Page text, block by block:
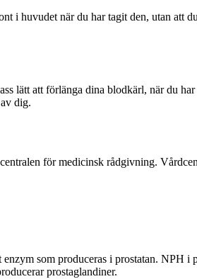
i huvudet när du har tagit den, utan att
lätt att förlänga dina blodkärl, när du
dig.
för medicinsk rådgivning.
som produceras i prostatan. NPH i
prostaglandiner.